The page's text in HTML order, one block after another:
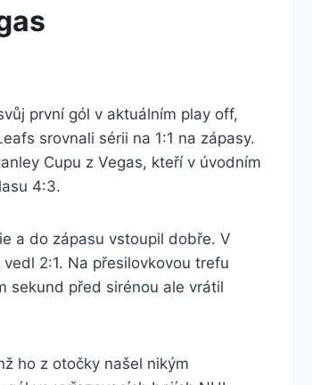
první gól v aktuálním play off,
srovnali sérii na 1:1 na zápasy.
Cupu z Vegas, kteří v úvodním
4:3.
a do zápasu vstoupil dobře. V
2:1. Na přesilovkovou trefu
sekund před sirénou ale vrátil
ho z otočky našel nikým